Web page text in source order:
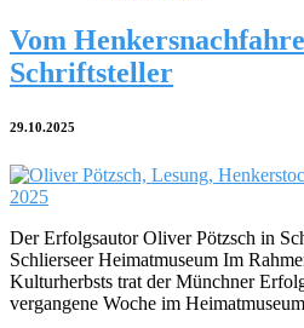
Vom
Schriftsteller
29.10.2025
Der Erfolgsautor Oliver Pötzsch in
Schlierseer Heimatmuseum Im
Kulturherbsts trat der Münchner
vergangene Woche im